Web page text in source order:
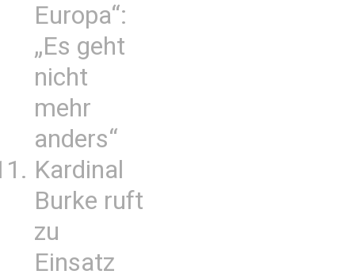
Europa“:
„Es geht
nicht
mehr
anders“
Kardinal
Burke ruft
zu
Einsatz